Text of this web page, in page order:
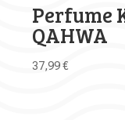
Perfume
QAHWA
37,99€